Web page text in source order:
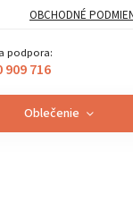
OBCHODNÉ
POUČENIE O
podpora:
909 716
Oblečenie